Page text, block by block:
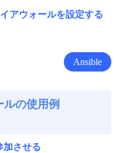
アウォールを設定する
Ansible
ルの使用例
加させる